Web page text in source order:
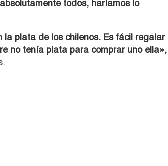
todos, haríamos lo
la plata de los chilenos. Es fácil regalar
no tenía plata para comprar uno ella»,